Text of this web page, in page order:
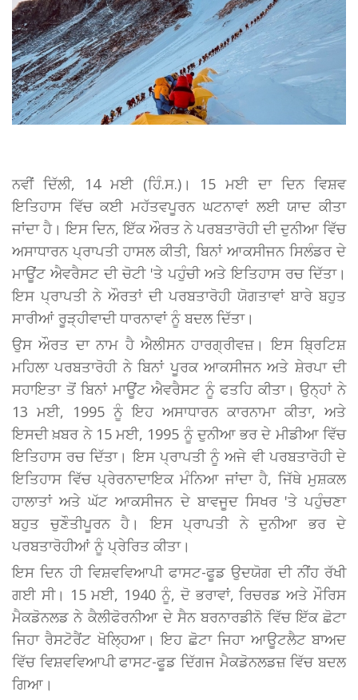
ਨਵੀਂ ਦਿੱਲੀ, 14 ਮਈ (ਹਿੰ.ਸ.)। 15 ਮਈ ਦਾ ਦਿਨ ਵਿਸ਼ਵ
ਇਤਿਹਾਸ ਵਿੱਚ ਕਈ ਮਹੱਤਵਪੂਰਨ ਘਟਨਾਵਾਂ ਲਈ ਯਾਦ ਕੀਤਾ
ਜਾਂਦਾ ਹੈ। ਇਸ ਦਿਨ, ਇੱਕ ਔਰਤ ਨੇ ਪਰਬਤਾਰੋਹੀ ਦੀ ਦੁਨੀਆ ਵਿੱਚ
ਅਸਾਧਾਰਨ ਪ੍ਰਾਪਤੀ ਹਾਸਲ ਕੀਤੀ, ਬਿਨਾਂ ਆਕਸੀਜਨ ਸਿਲੰਡਰ ਦੇ
ਮਾਊਂਟ ਐਵਰੈਸਟ ਦੀ ਚੋਟੀ 'ਤੇ ਪਹੁੰਚੀ ਅਤੇ ਇਤਿਹਾਸ ਰਚ ਦਿੱਤਾ।
ਇਸ ਪ੍ਰਾਪਤੀ ਨੇ ਔਰਤਾਂ ਦੀ ਪਰਬਤਾਰੋਹੀ ਯੋਗਤਾਵਾਂ ਬਾਰੇ ਬਹੁਤ
ਸਾਰੀਆਂ ਰੂੜ੍ਹੀਵਾਦੀ ਧਾਰਨਾਵਾਂ ਨੂੰ ਬਦਲ ਦਿੱਤਾ।
ਉਸ ਔਰਤ ਦਾ ਨਾਮ ਹੈ ਐਲੀਸਨ ਹਾਰਗ੍ਰੀਵਜ਼। ਇਸ ਬ੍ਰਿਟਿਸ਼
ਮਹਿਲਾ ਪਰਬਤਾਰੋਹੀ ਨੇ ਬਿਨਾਂ ਪੂਰਕ ਆਕਸੀਜਨ ਅਤੇ ਸ਼ੇਰਪਾ ਦੀ
ਸਹਾਇਤਾ ਤੋਂ ਬਿਨਾਂ ਮਾਊਂਟ ਐਵਰੈਸਟ ਨੂੰ ਫਤਹਿ ਕੀਤਾ। ਉਨ੍ਹਾਂ ਨੇ
13 ਮਈ, 1995 ਨੂੰ ਇਹ ਅਸਾਧਾਰਨ ਕਾਰਨਾਮਾ ਕੀਤਾ, ਅਤੇ
ਇਸਦੀ ਖ਼ਬਰ ਨੇ 15 ਮਈ, 1995 ਨੂੰ ਦੁਨੀਆ ਭਰ ਦੇ ਮੀਡੀਆ ਵਿੱਚ
ਇਤਿਹਾਸ ਰਚ ਦਿੱਤਾ। ਇਸ ਪ੍ਰਾਪਤੀ ਨੂੰ ਅਜੇ ਵੀ ਪਰਬਤਾਰੋਹੀ ਦੇ
ਇਤਿਹਾਸ ਵਿੱਚ ਪ੍ਰੇਰਨਾਦਾਇਕ ਮੰਨਿਆ ਜਾਂਦਾ ਹੈ, ਜਿੱਥੇ ਮੁਸ਼ਕਲ
ਹਾਲਾਤਾਂ ਅਤੇ ਘੱਟ ਆਕਸੀਜਨ ਦੇ ਬਾਵਜੂਦ ਸਿਖਰ 'ਤੇ ਪਹੁੰਚਣਾ
ਬਹੁਤ ਚੁਣੌਤੀਪੂਰਨ ਹੈ। ਇਸ ਪ੍ਰਾਪਤੀ ਨੇ ਦੁਨੀਆ ਭਰ ਦੇ
ਪਰਬਤਾਰੋਹੀਆਂ ਨੂੰ ਪ੍ਰੇਰਿਤ ਕੀਤਾ।
ਇਸ ਦਿਨ ਹੀ ਵਿਸ਼ਵਵਿਆਪੀ ਫਾਸਟ-ਫੂਡ ਉਦਯੋਗ ਦੀ ਨੀਂਹ ਰੱਖੀ
ਗਈ ਸੀ। 15 ਮਈ, 1940 ਨੂੰ, ਦੋ ਭਰਾਵਾਂ, ਰਿਚਰਡ ਅਤੇ ਮੌਰਿਸ
ਮੈਕਡੋਨਲਡ ਨੇ ਕੈਲੀਫੋਰਨੀਆ ਦੇ ਸੈਨ ਬਰਨਾਰਡੀਨੋ ਵਿੱਚ ਇੱਕ ਛੋਟਾ
ਜਿਹਾ ਰੈਸਟੋਰੈਂਟ ਖੋਲ੍ਹਿਆ। ਇਹ ਛੋਟਾ ਜਿਹਾ ਆਊਟਲੈਟ ਬਾਅਦ
ਵਿੱਚ ਵਿਸ਼ਵਵਿਆਪੀ ਫਾਸਟ-ਫੂਡ ਦਿੱਗਜ ਮੈਕਡੋਨਲਡਜ਼ ਵਿੱਚ ਬਦਲ
ਗਿਆ।